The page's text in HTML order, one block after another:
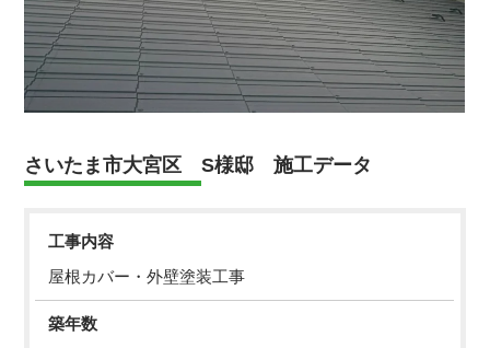
さいたま市大宮区 S様邸 施工データ
工事内容
屋根カバー・外壁塗装工事
築年数